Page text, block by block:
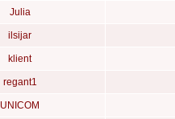
Julia
ilsijar
klient
regant1
UNICOM